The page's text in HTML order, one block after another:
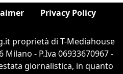
Privacy Policy
proprietà di T-Mediahouse
Milano - P.Iva 06933670967 -
giornalistica, in quanto